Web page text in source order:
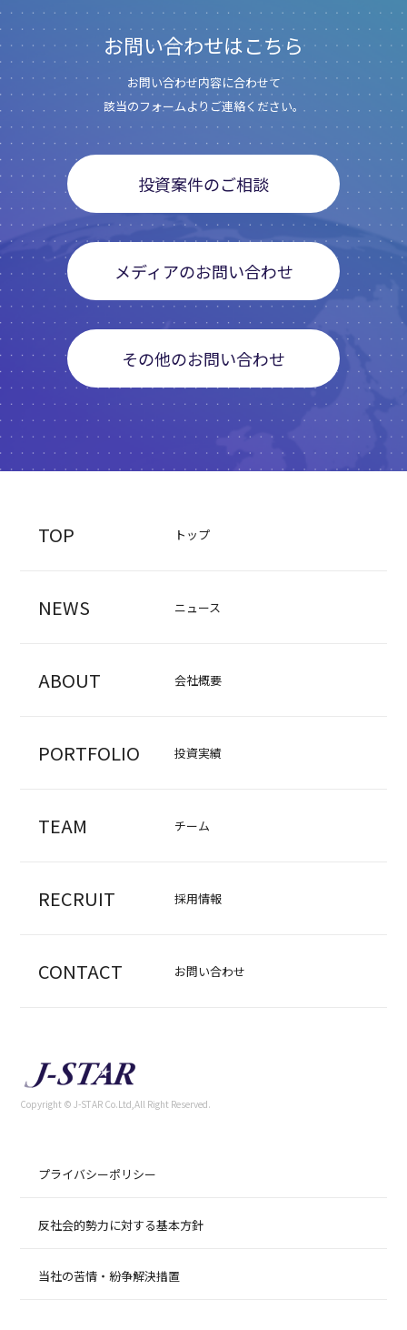
お問い合わせはこちら
お問い合わせ内容に合わせて
該当のフォームよりご連絡ください。
投資案件のご相談
メディアのお問い合わせ
その他のお問い合わせ
TOP トップ
NEWS ニュース
ABOUT 会社概要
PORTFOLIO 投資実績
TEAM チーム
RECRUIT 採用情報
CONTACT お問い合わせ
Copyright © J-STAR Co.Ltd,All Right Reserved.
プライバシーポリシー
反社会的勢力に対する基本方針
当社の苦情・紛争解決措置